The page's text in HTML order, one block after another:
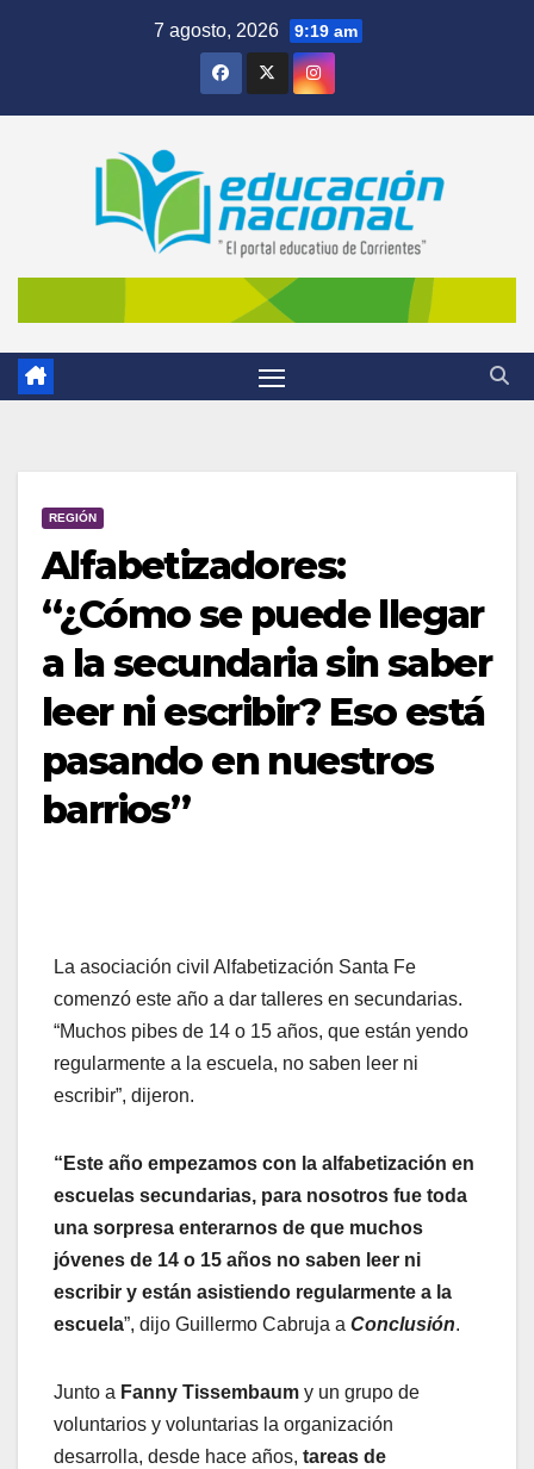
7 agosto, 2026 9:19 am
REGIÓN
Alfabetizadores:
“¿Cómo se puede llegar
a la secundaria sin saber
leer ni escribir? Eso está
pasando en nuestros
barrios”
La asociación civil Alfabetización Santa Fe
comenzó este año a dar talleres en secundarias.
“Muchos pibes de 14 o 15 años, que están yendo
regularmente a la escuela, no saben leer ni
escribir”, dijeron.
“Este año empezamos con la alfabetización en
escuelas secundarias, para nosotros fue toda
una sorpresa enterarnos de que muchos
jóvenes de 14 o 15 años no saben leer ni
escribir y están asistiendo regularmente a la
escuela”, dijo Guillermo Cabruja a Conclusión.
Junto a Fanny Tissembaum y un grupo de
voluntarios y voluntarias la organización
desarrolla, desde hace años, tareas de